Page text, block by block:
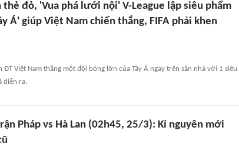
đỏ, 'Vua phá lưới nội' V-League lập siêu phẩm
Á' giúp Việt Nam chiến thắng, FIFA phải khen
Việt Nam thắng một đội bóng lớn của Tây Á ngay trên sân nhà với 1 siêu
diễn ra.
Pháp vs Hà Lan (02h45, 25/3): Kỉ nguyên mới